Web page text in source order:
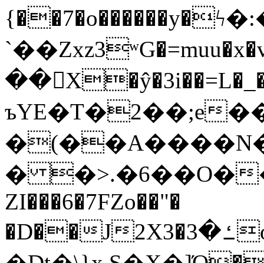
ъYE�T�2��;e
� �>.�6��O�
ZI���6�7FZo��"�
�D��J2X3�ߑ�3o�|aak�q�@����]�K���w���r;�